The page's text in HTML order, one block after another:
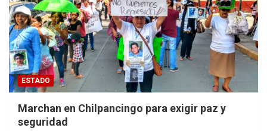
ESTADO
Marchan en Chilpancingo para exigir paz y
seguridad